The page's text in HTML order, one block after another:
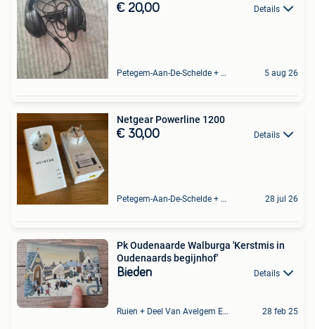
€ 20,00 Details
Petegem-Aan-De-Schelde + Deel Van Oudenaarde 5 aug 26
Netgear Powerline 1200
€ 30,00 Details
Petegem-Aan-De-Schelde + Deel Van Oudenaarde 28 jul 26
Pk Oudenaarde Walburga 'Kerstmis in
Oudenaards begijnhof'
Bieden Details
Ruien + Deel Van Avelgem En Waarmaarde 28 feb 25